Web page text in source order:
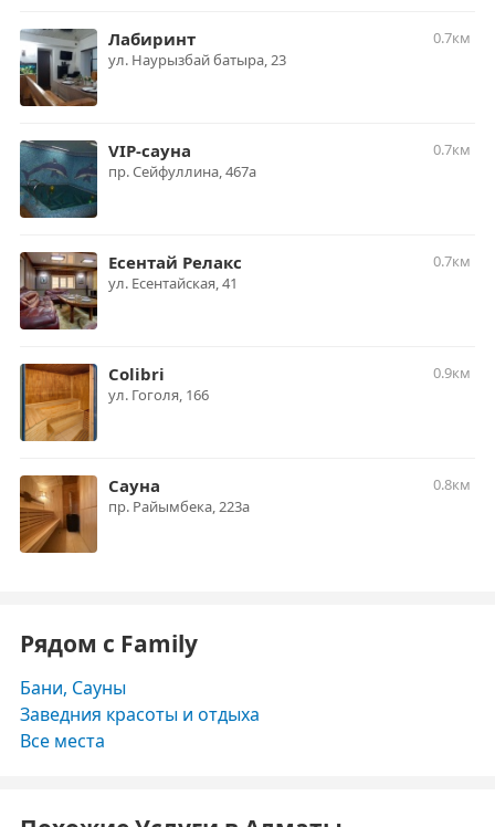
Лабиринт
0.7км
ул. Наурызбай батыра, 23
VIP-сауна
0.7км
пр. Сейфуллина, 467а
Есентай Релакс
0.7км
​ул. Есентайская, 41​
Colibri
0.9км
ул. Гоголя, 166
Сауна
0.8км
​пр. Райымбека, 223а
Рядом с Family
Бани, Сауны
Заведния красоты и отдыха
Все места